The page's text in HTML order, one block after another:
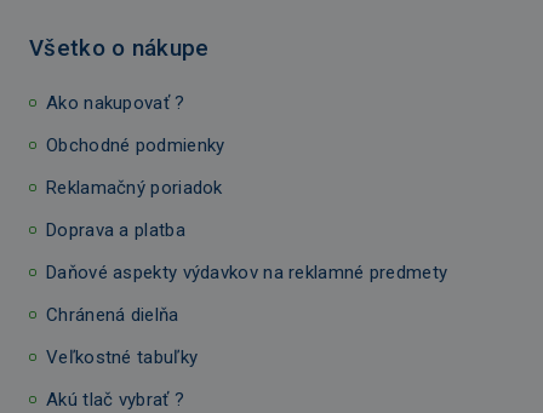
Všetko o nákupe
Ako nakupovať ?
Obchodné podmienky
Reklamačný poriadok
Doprava a platba
Daňové aspekty výdavkov na reklamné predmety
Chránená dielňa
Veľkostné tabuľky
Akú tlač vybrať ?